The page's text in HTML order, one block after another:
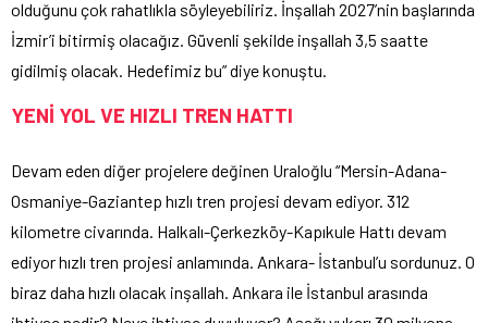
olduğunu çok rahatlıkla söyleyebiliriz. İnşallah 2027’nin başlarında
İzmir’i bitirmiş olacağız. Güvenli şekilde inşallah 3,5 saatte
gidilmiş olacak. Hedefimiz bu” diye konuştu.
YENİ YOL VE HIZLI TREN HATTI
Devam eden diğer projelere değinen Uraloğlu “Mersin-Adana-
Osmaniye-Gaziantep hızlı tren projesi devam ediyor. 312
kilometre civarında. Halkalı-Çerkezköy-Kapıkule Hattı devam
ediyor hızlı tren projesi anlamında. Ankara- İstanbul’u sordunuz. O
biraz daha hızlı olacak inşallah. Ankara ile İstanbul arasında